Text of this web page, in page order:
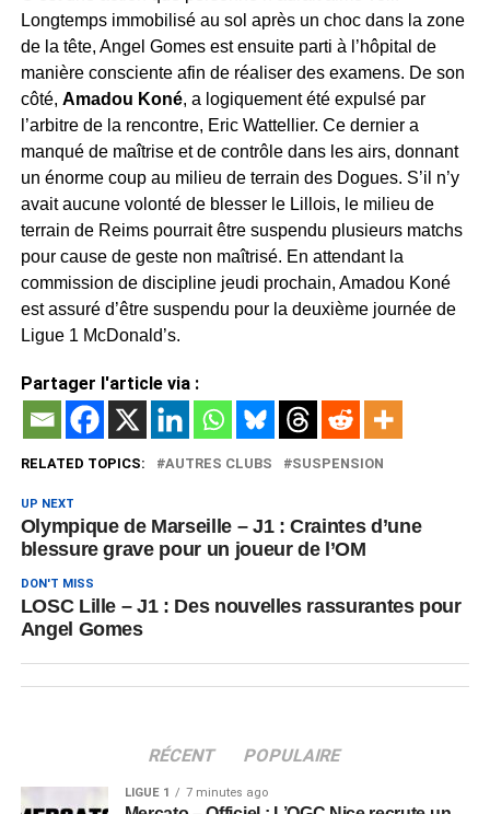
Longtemps immobilisé au sol après un choc dans la zone
de la tête, Angel Gomes est ensuite parti à l’hôpital de
manière consciente afin de réaliser des examens. De son
côté, Amadou Koné, a logiquement été expulsé par
l’arbitre de la rencontre, Eric Wattellier. Ce dernier a
manqué de maîtrise et de contrôle dans les airs, donnant
un énorme coup au milieu de terrain des Dogues. S’il n’y
avait aucune volonté de blesser le Lillois, le milieu de
terrain de Reims pourrait être suspendu plusieurs matchs
pour cause de geste non maîtrisé. En attendant la
commission de discipline jeudi prochain, Amadou Koné
est assuré d’être suspendu pour la deuxième journée de
Ligue 1 McDonald’s.
Partager l'article via :
RELATED TOPICS: AUTRES CLUBS SUSPENSION
UP NEXT
Olympique de Marseille – J1 : Craintes d’une
blessure grave pour un joueur de l’OM
DON'T MISS
LOSC Lille – J1 : Des nouvelles rassurantes pour
Angel Gomes
RÉCENT POPULAIRE
LIGUE 1 7 minutes ago